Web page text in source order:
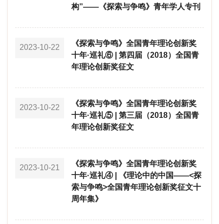
构”——《探索与争鸣》青年学人专刊
2023-10-22
《探索与争鸣》全国青年理论创新奖
十年·巡礼⑥ | 第四届（2018）全国青
年理论创新奖征文
2023-10-22
《探索与争鸣》全国青年理论创新奖
十年·巡礼⑤ | 第三届（2018）全国青
年理论创新奖征文
2023-10-21
《探索与争鸣》全国青年理论创新奖
十年·巡礼④ | 《理论中的中国——<探
索与争鸣>全国青年理论创新奖征文十
周年集》